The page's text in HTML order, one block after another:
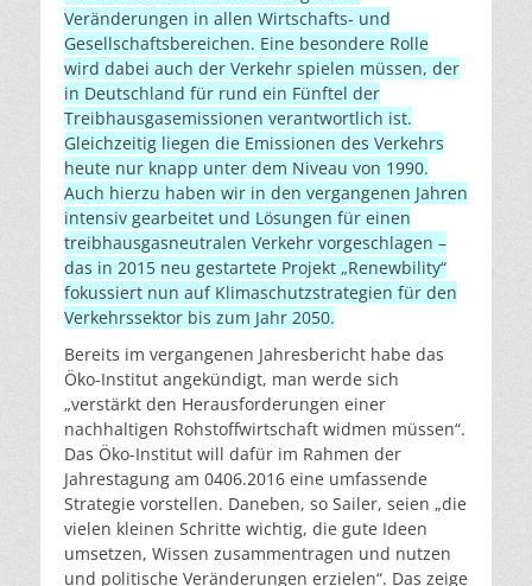
Veränderungen in allen Wirtschafts- und
Gesellschaftsbereichen. Eine besondere Rolle
wird dabei auch der Verkehr spielen müssen, der
in Deutschland für rund ein Fünftel der
Treibhausgasemissionen verantwortlich ist.
Gleichzeitig liegen die Emissionen des Verkehrs
heute nur knapp unter dem Niveau von 1990.
Auch hierzu haben wir in den vergangenen Jahren
intensiv gearbeitet und Lösungen für einen
treibhausgasneutralen Verkehr vorgeschlagen –
das in 2015 neu gestartete Projekt „Renewbility“
fokussiert nun auf Klimaschutzstrategien für den
Verkehrssektor bis zum Jahr 2050.
Bereits im vergangenen Jahresbericht habe das
Öko-Institut angekündigt, man werde sich
„verstärkt den Herausforderungen einer
nachhaltigen Rohstoffwirtschaft widmen müssen“.
Das Öko-Institut will dafür im Rahmen der
Jahrestagung am 0406.2016 eine umfassende
Strategie vorstellen. Daneben, so Sailer, seien „die
vielen kleinen Schritte wichtig, die gute Ideen
umsetzen, Wissen zusammentragen und nutzen
und politische Veränderungen erzielen“. Das zeige